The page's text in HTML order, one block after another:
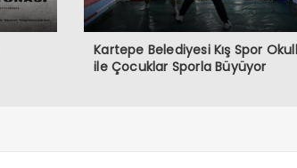
Kartepe Belediyesi Kış Spor
ile Çocuklar Sporla Büyüyor